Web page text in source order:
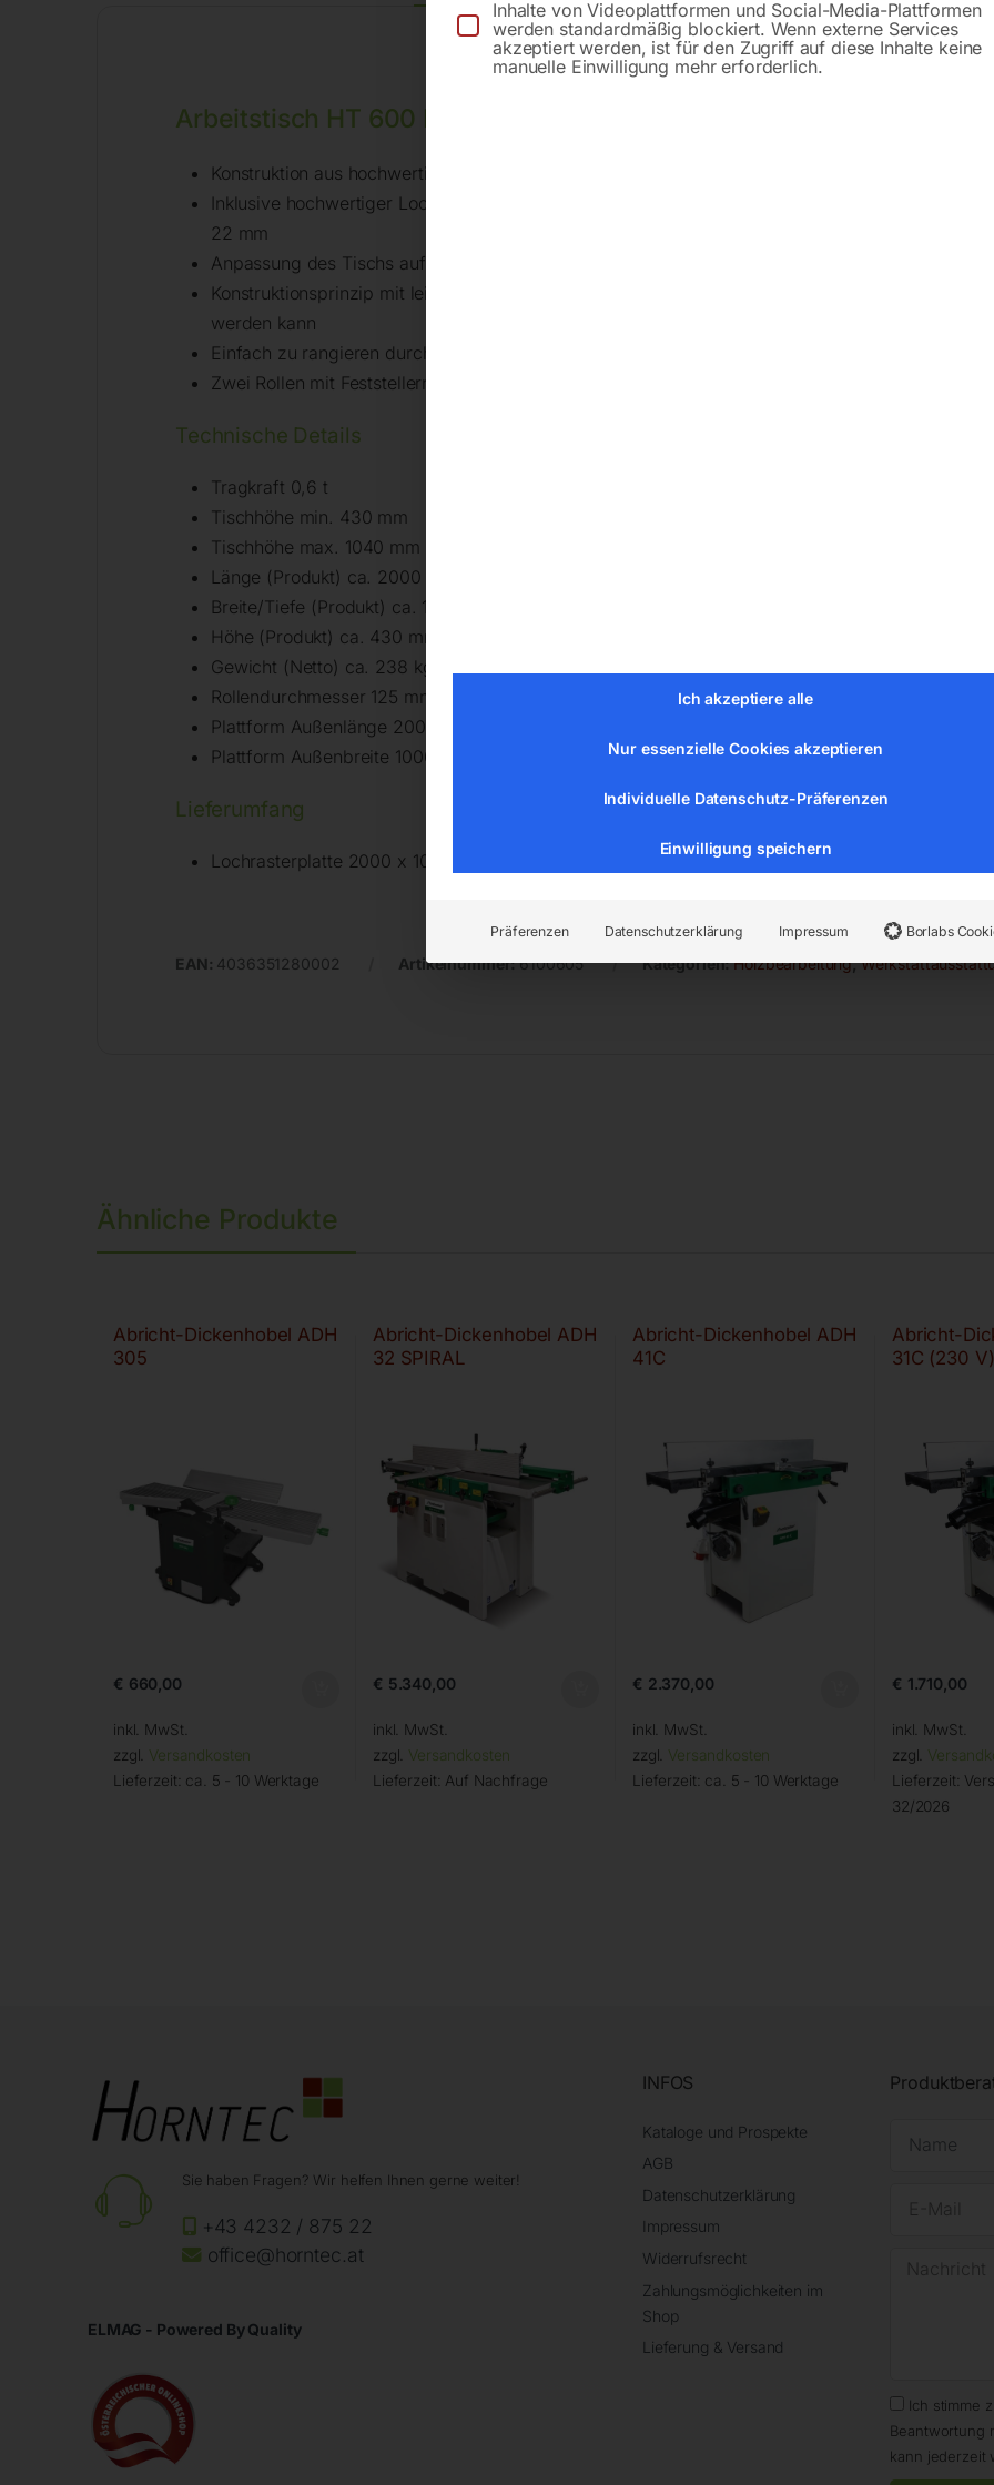
Arbeitstisch HT 600 LAP
Konstruktion aus hochwertigen Stahlprofilen für äußerst hohe Stabilität
Inklusive hochwertiger Lochrasterplatte 2000 x 1000 x 30 mm aus Buche-Multiplex mit
22 mm
Anpassung des Tischs auf die gewünschte Arbeitshöhe durch Fußhydraulik – Hebe- und
Konstruktionsprinzip mit leichtgängigem Scherenmechanismus stellt sicher, dass die Plattform
werden kann
Einfach zu rangieren durch vier Schwerlast-Lenkrollen
Zwei Rollen mit Feststellern ausgestattet
Technische Details
Tragkraft 0,6 t
Tischhöhe min. 430 mm
Tischhöhe max. 1040 mm
Länge (Produkt) ca. 2000 mm
Breite/Tiefe (Produkt) ca. 1000 mm
Höhe (Produkt) ca. 430 mm
Gewicht (Netto) ca. 238 kg
Rollendurchmesser 125 mm
Plattform Außenlänge 2000 mm
Plattform Außenbreite 1000 mm
Lieferumfang
Lochrasterplatte 2000 x 1000 x 30 mm, Buche-Multiplex, Lochraster 100 mm, Bohrungs-Ø 22
EAN: 4036351280002 Artikelnummer:6100605 Kategorien:Holzbearbeitung,
Ähnliche Produkte
Abricht-Dickenhobel ADH
305
€ 660,00
inkl. MwSt.
zzgl. Versandkosten
Lieferzeit: ca. 5 - 10 Werktage
Abricht-Dickenhobel ADH
32 SPIRAL
€ 5.340,00
inkl. MwSt.
zzgl. Versandkosten
Lieferzeit: Auf Nachfrage
Abricht-Dickenhobel ADH
41C
€ 2.370,00
inkl. MwSt.
zzgl. Versandkosten
Lieferzeit: ca. 5 - 10 Werktage
Abricht-
31C (230 V)
€ 1.710,00
inkl. MwSt.
zzgl.
Lieferzeit:
32/2026
Sie haben Fragen? Wir helfen Ihnen gerne weiter!
+43 4232 / 875 22
office@horntec.at
ELMAG - Powered By Quality
INFOS
Kataloge und Prospekte
AGB
Datenschutzerklärung
Impressum
Widerrufsrecht
Zahlungsmöglichkeiten im
Shop
Lieferung & Versand
Ich stimme
Beantwortung
kann jederzeit
Inhalte von Videoplattformen und Social-Media-Plattformen
werden standardmäßig blockiert. Wenn externe Services
akzeptiert werden, ist für den Zugriff auf diese Inhalte keine
manuelle Einwilligung mehr erforderlich.
Ich akzeptiere alle
Nur essenzielle Cookies akzeptieren
Individuelle Datenschutz-Präferenzen
Einwilligung speichern
Präferenzen Datenschutzerklärung Impressum Borlabs